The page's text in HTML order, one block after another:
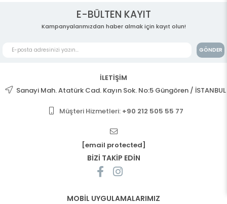
E-BÜLTEN KAYIT
Kampanyalarımızdan haber almak için kayıt olun!
GÖNDER
İLETİŞİM
Sanayi Mah. Atatürk Cad. Kayın Sok. No:5 Güngören / İSTANBUL
Müşteri Hizmetleri: +90 212 505 55 77
[email protected]
BİZİ TAKİP EDİN
MOBİL UYGULAMALARIMIZ